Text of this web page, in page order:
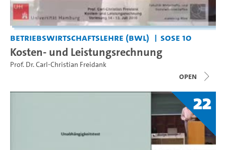
Betriebswirtschaftslehre (BWL) SoSe 10
Kosten- und Leistungsrechnung
Prof. Dr. Carl-Christian Freidank
open
22